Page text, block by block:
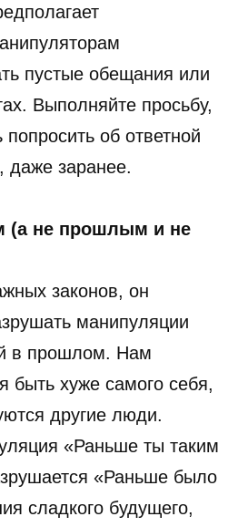
пустые обещания или
Выполняйте просьбу,
попросить об ответной
даже заранее.
(а не прошлым и не
законов, он
манипуляции
в прошлом. Нам
быть хуже самого себя,
другие люди.
«Раньше ты таким
«Раньше было
сладкого будущего,